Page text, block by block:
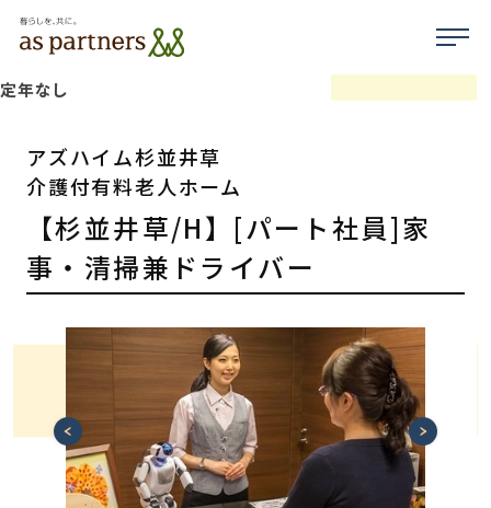
定年なし
アズハイム杉並井草
介護付有料老人ホーム
【杉並井草/H】[パート社員]家
事・清掃兼ドライバー